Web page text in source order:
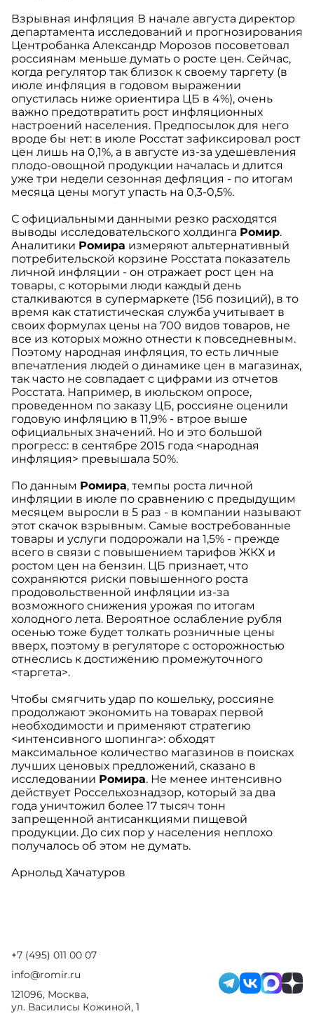
Взрывная инфляция В начале августа директор
департамента исследований и прогнозирования
Центробанка Александр Морозов посоветовал
россиянам меньше думать о росте цен. Сейчас,
когда регулятор так близок к своему таргету (в
июле инфляция в годовом выражении
опустилась ниже ориентира ЦБ в 4%), очень
важно предотвратить рост инфляционных
настроений населения. Предпосылок для него
вроде бы нет: в июле Росстат зафиксировал рост
цен лишь на 0,1%, а в августе из-за удешевления
плодо-овощной продукции началась и длится
уже три недели сезонная дефляция - по итогам
месяца цены могут упасть на 0,3-0,5%.
С официальными данными резко расходятся
выводы исследовательского холдинга Ромир.
Аналитики Ромира измеряют альтернативный
потребительской корзине Росстата показатель
личной инфляции - он отражает рост цен на
товары, с которыми люди каждый день
сталкиваются в супермаркете (156 позиций), в то
время как статистическая служба учитывает в
своих формулах цены на 700 видов товаров, не
все из которых можно отнести к повседневным.
Поэтому народная инфляция, то есть личные
впечатления людей о динамике цен в магазинах,
так часто не совпадает с цифрами из отчетов
Росстата. Например, в июльском опросе,
проведенном по заказу ЦБ, россияне оценили
годовую инфляцию в 11,9% - втрое выше
официальных значений. Но и это большой
прогресс: в сентябре 2015 года <народная
инфляция> превышала 50%.
По данным Ромира, темпы роста личной
инфляции в июле по сравнению с предыдущим
месяцем выросли в 5 раз - в компании называют
этот скачок взрывным. Самые востребованные
товары и услуги подорожали на 1,5% - прежде
всего в связи с повышением тарифов ЖКХ и
ростом цен на бензин. ЦБ признает, что
сохраняются риски повышенного роста
продовольственной инфляции из-за
возможного снижения урожая по итогам
холодного лета. Вероятное ослабление рубля
осенью тоже будет толкать розничные цены
вверх, поэтому в регуляторе с осторожностью
отнеслись к достижению промежуточного
<таргета>.
Чтобы смягчить удар по кошельку, россияне
продолжают экономить на товарах первой
необходимости и применяют стратегию
<интенсивного шопинга>: обходят
максимальное количество магазинов в поисках
лучших ценовых предложений, сказано в
исследовании Ромира. Не менее интенсивно
действует Россельхознадзор, который за два
года уничтожил более 17 тысяч тонн
запрещенной антисанкциями пищевой
продукции. До сих пор у населения неплохо
получалось об этом не думать.
Арнольд Хачатуров
+7 (495) 011 00 07
info@romir.ru
121096, Москва,
ул. Василисы Кожиной, 1